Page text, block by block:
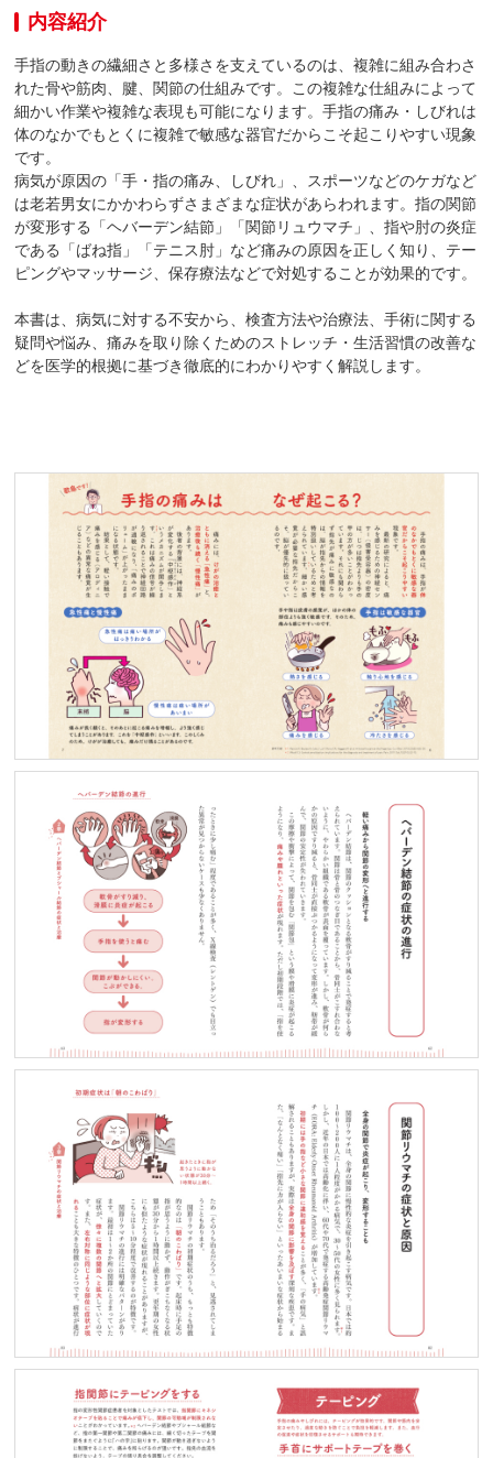
内容紹介
手指の動きの繊細さと多様さを支えているのは、複雑に組み合わさ
れた骨や筋肉、腱、関節の仕組みです。この複雑な仕組みによって
細かい作業や複雑な表現も可能になります。手指の痛み・しびれは
体のなかでもとくに複雑で敏感な器官だからこそ起こりやすい現象
です。
病気が原因の「手・指の痛み、しびれ」、スポーツなどのケガなど
は老若男女にかかわらずさまざまな症状があらわれます。指の関節
が変形する「ヘバーデン結節」「関節リュウマチ」、指や肘の炎症
である「ばね指」「テニス肘」など痛みの原因を正しく知り、テー
ピングやマッサージ、保存療法などで対処することが効果的です。
本書は、病気に対する不安から、検査方法や治療法、手術に関する
疑問や悩み、痛みを取り除くためのストレッチ・生活習慣の改善な
どを医学的根拠に基づき徹底的にわかりやすく解説します。